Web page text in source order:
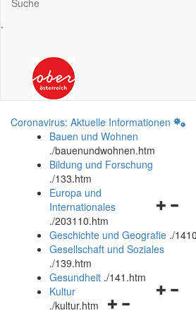
.
Coronavirus: Aktuelle Informationen
Bauen und Wohnen
./bauenundwohnen.htm
Bildung und Forschung
./133.htm
und
schließen
Europa und
Internationales
./203110.htm
Geschichte und Geografie ./
Gesellschaft und Soziales
./139.htm
Gesundheit ./141.htm
Navigationsmenü
Kultur
./kultur.htm